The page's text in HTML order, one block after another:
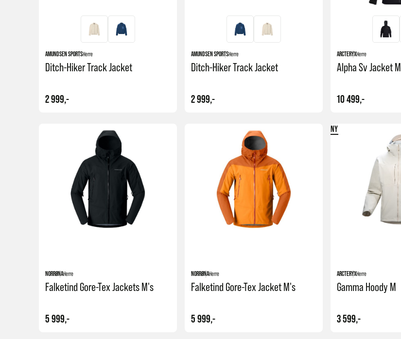
AMUNDSEN SPORTSHerre
Ditch-Hiker Track Jacket
2 999,-
AMUNDSEN SPORTSHerre
Ditch-Hiker Track Jacket
2 999,-
ARCTERYXHerre
Alpha Sv Jacket M
10 499,-
NORRØNAHerre
Falketind Gore-Tex Jackets M's
5 999,-
NORRØNAHerre
Falketind Gore-Tex Jacket M's
5 999,-
NY
ARCTERYXHerre
Gamma Hoody M
3 599,-